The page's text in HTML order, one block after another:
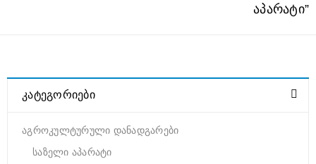
აპარატი”
ᲙᲐᲢᲔᲒᲝᲠᲘᲔᲑᲘ
აგროკულტურული დანადგარები
საზელი აპარატი